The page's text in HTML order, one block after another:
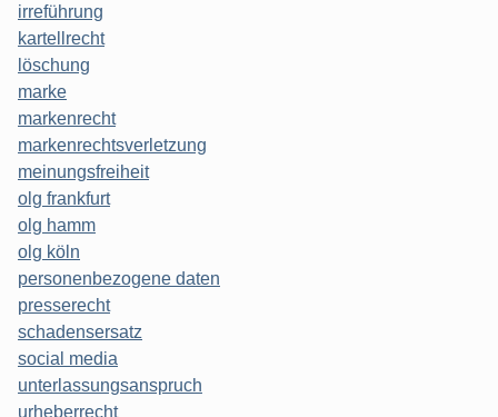
irreführung
kartellrecht
löschung
marke
markenrecht
markenrechtsverletzung
meinungsfreiheit
olg frankfurt
olg hamm
olg köln
personenbezogene daten
presserecht
schadensersatz
social media
unterlassungsanspruch
urheberrecht